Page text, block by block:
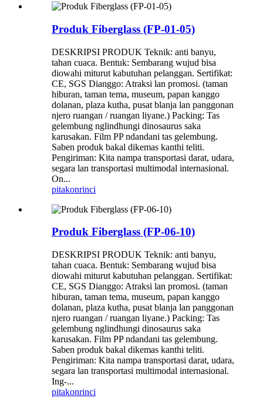
Produk Fiberglass (FP-01-05)
DESKRIPSI PRODUK Teknik: anti banyu,
tahan cuaca. Bentuk: Sembarang wujud bisa
diowahi miturut kabutuhan pelanggan. Sertifikat:
CE, SGS Dianggo: Atraksi lan promosi. (taman
hiburan, taman tema, museum, papan kanggo
dolanan, plaza kutha, pusat blanja lan panggonan
njero ruangan / ruangan liyane.) Packing: Tas
gelembung nglindhungi dinosaurus saka
karusakan. Film PP ndandani tas gelembung.
Saben produk bakal dikemas kanthi teliti.
Pengiriman: Kita nampa transportasi darat, udara,
segara lan transportasi multimodal internasional.
On...
pitakonrinci
Produk Fiberglass (FP-06-10)
DESKRIPSI PRODUK Teknik: anti banyu,
tahan cuaca. Bentuk: Sembarang wujud bisa
diowahi miturut kabutuhan pelanggan. Sertifikat:
CE, SGS Dianggo: Atraksi lan promosi. (taman
hiburan, taman tema, museum, papan kanggo
dolanan, plaza kutha, pusat blanja lan panggonan
njero ruangan / ruangan liyane.) Packing: Tas
gelembung nglindhungi dinosaurus saka
karusakan. Film PP ndandani tas gelembung.
Saben produk bakal dikemas kanthi teliti.
Pengiriman: Kita nampa transportasi darat, udara,
segara lan transportasi multimodal internasional.
Ing-...
pitakonrinci